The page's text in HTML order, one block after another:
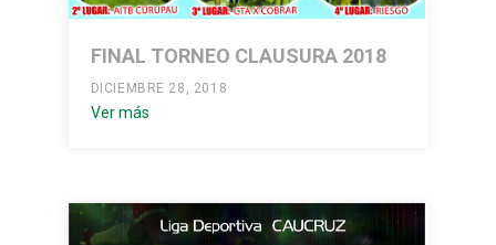
FINAL TORNEO CLAUSURA 2018
DICIEMBRE 28, 2018
Ver más